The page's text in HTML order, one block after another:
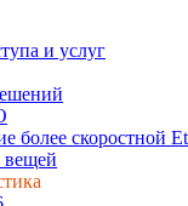
и услуг
более скоростной
вещей